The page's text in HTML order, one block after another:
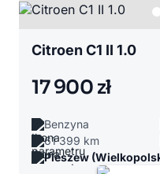
Citroen C1 II 1.0
17 900 zł
Benzyna
61 399 km
Pleszew